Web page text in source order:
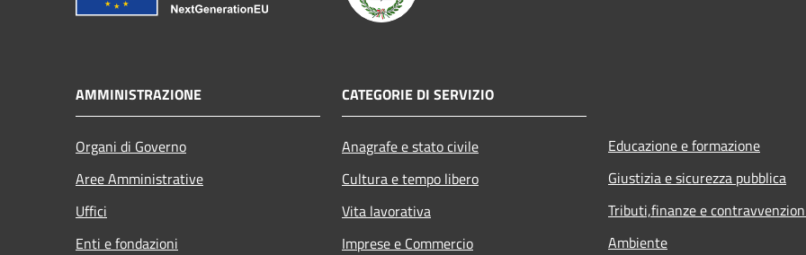
AMMINISTRAZIONE
Organi di Governo
Aree Amministrative
Uffici
Enti e fondazioni
CATEGORIE DI SERVIZIO
Anagrafe e stato civile
Cultura e tempo libero
Vita lavorativa
Imprese e Commercio
Educazione e formazione
Giustizia e sicurezza pubblica
Tributi,finanze e
Ambiente